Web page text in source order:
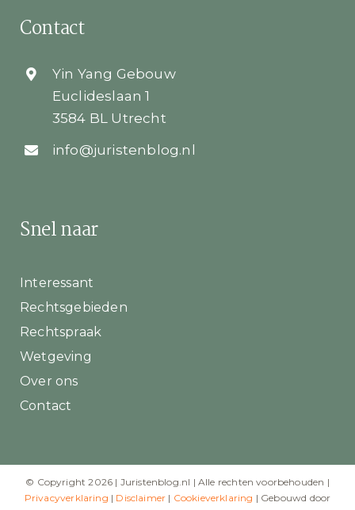
Snel naar
Interessant
Rechtsgebieden
Rechtspraak
Wetgeving
Over ons
Contact
Contact
Yin Yang Gebouw
Euclideslaan 1
3584 BL Utrecht
info@juristenblog.nl
© Copyright 2026 | Juristenblog.nl | Alle rechten voorbehouden |
Privacyverklaring | Disclaimer | Cookieverklaring | Gebouwd door